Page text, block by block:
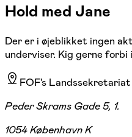
Hold med Jane
Der er i øjeblikket ingen
underviser. Kig gerne forbi
FOF's Landssekretariat
Peder Skrams Gade 5, 1.
1054 København K